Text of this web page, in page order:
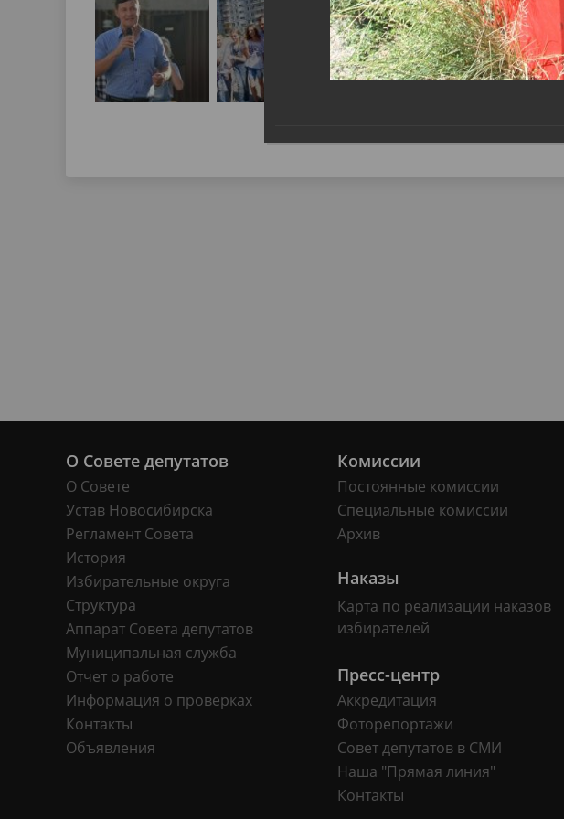
О Совете депутатов
О Совете
Устав Новосибирска
Регламент Совета
История
Избирательные округа
Структура
Аппарат Совета депутатов
Муниципальная служба
Отчет о работе
Информация о проверках
Контакты
Объявления
Комиссии
Постоянные комиссии
Специальные комиссии
Архив
Наказы
Карта по реализации наказов
избирателей
Пресс-центр
Аккредитация
Фоторепортажи
Совет депутатов в СМИ
Наша "Прямая линия"
Контакты